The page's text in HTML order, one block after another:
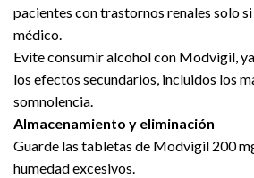
pacientes con trastornos renales solo
médico.
Evite consumir alcohol con Modvigil,
los efectos secundarios, incluidos los
somnolencia.
Almacenamiento y eliminación
Guarde las tabletas de Modvigil 200
humedad excesivos.